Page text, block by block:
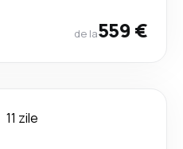
de la559 €
11 zile